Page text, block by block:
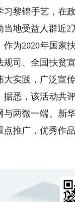
习黎锦手艺，在
当地受益人群近2
2020年国家扶
规司、全国扶贫
大实践，广泛宣
，该活动共评
与两微一端、新
点推广，优秀作